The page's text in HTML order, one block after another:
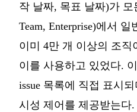
작 날짜, 목표 날짜)가 모
Team, Enterprise)에서
이미 4만 개 이상의 조직
이를 사용하고 있었다.
issue 목록에 직접 표시
시성 제어를 제공받는다.